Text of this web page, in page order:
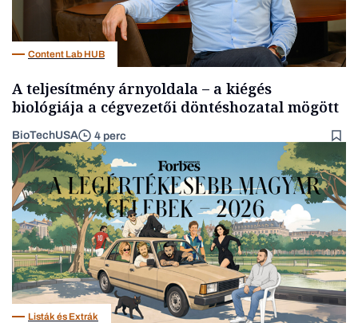
Content Lab HUB
A teljesítmény árnyoldala – a kiégés
biológiája a cégvezetői döntéshozatal mögött
BioTechUSA 4 perc
Listák és Extrák